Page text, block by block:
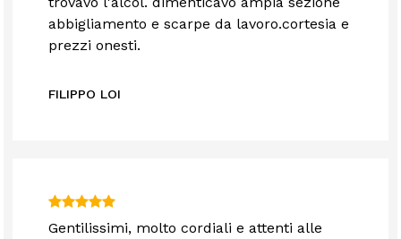
abbigliamento e scarpe da lavoro.cortesia e
prezzi onesti.
FILIPPO LOI
Gentilissimi, molto cordiali e attenti alle